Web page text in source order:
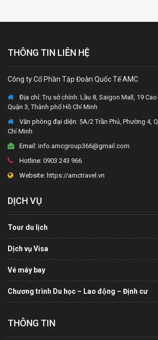
THÔNG TIN LIÊN HỆ
Công ty Cổ Phần Tập Đoàn Quốc Tế AMC
Địa chỉ:Trụ sở chính: Lầu 8, Saigon Mall, 19 Cao
Quận 3, Thành phố Hồ Chí Minh
Văn phòng đại diện: 5A/2 Trần Phú, Phường 4,
Chí Minh
Email: info.amcgroup366@gmail.com
Hotline: 0903 243 966
Website: https://amctravel.vn
DỊCH VỤ
Tour du lịch
Dịch vụ Visa
Vé máy bay
Chương trình Du học – Lao động – Định cư
THÔNG TIN